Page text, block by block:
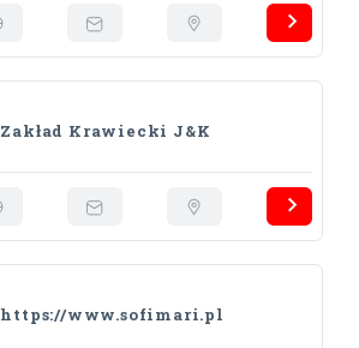
Zakład Krawiecki J&K
https://www.sofimari.pl